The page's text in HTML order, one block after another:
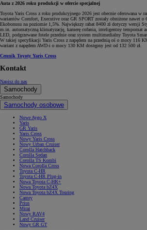
Auta z 2026 roku produkcji w ofercie specjalnej
Toyota Yaris Cross z roku produkcyjnego 2026 jest obecnie oferowana w
wariantów Comfort, Executive oraz GR SPORT zostały obniżone nawet o
Ekobonusu na poziomie 1,5%. Największy rabat 8400 zł dotyczy wersji
m.in. automatyczną klimatyzację, kamerę cofania, inteligentny tempomat
LED, podgrzewane fotele przednie oraz system multimedialny Toyota
W takiej specyfikacji Yaris Cross z napędem na przednią oś o mocy 116
wariant z napędem AWD-i o mocy 130 KM dostępny jest od 132 500 zł.
Cennik Toyoty Yaris Cross
Kontakt
Napisz do nas
Samochody
Samochody
Samochody osobowe
Nowe Aygo X
Yaris
GR Yaris
Yaris Cross
Nowy Yaris Cross
Nowy Urban Cruiser
Corolla Hatchback
Corolla Sedan
Corolla TS Kombi
Nowa Corolla Cross
Toyota C-HR
Toyota C-HR Plug-in
Nowa Toyota C-HR+
Nowa Toyota bZ4X
Nowa Toyota bZ4X Touring
Camry
Prius
Mirai
Nowy RAV4
Land Cruiser
Nowy GR GT